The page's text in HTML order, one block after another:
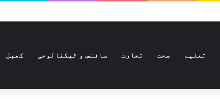
تعلیم صحت تجارت سائنس و ٹیکنالوجی کھیل